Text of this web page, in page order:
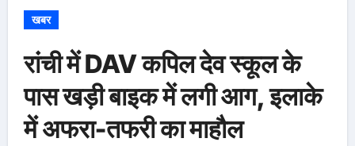
खबर
रांची में DAV कपिल देव स्कूल के
पास खड़ी बाइक में लगी आग, इलाके
में अफरा-तफरी का माहौल